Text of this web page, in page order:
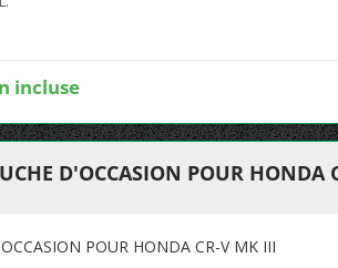
incluse
D'OCCASION POUR HONDA
POUR HONDA CR-V MK III